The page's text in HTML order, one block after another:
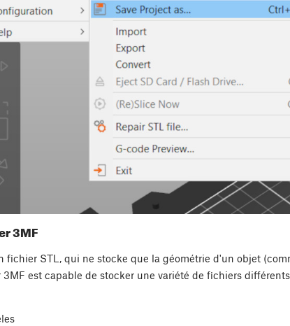
3MF
fichier STL, qui ne stocke que la géométrie d'un objet
est capable de stocker une variété de fichiers